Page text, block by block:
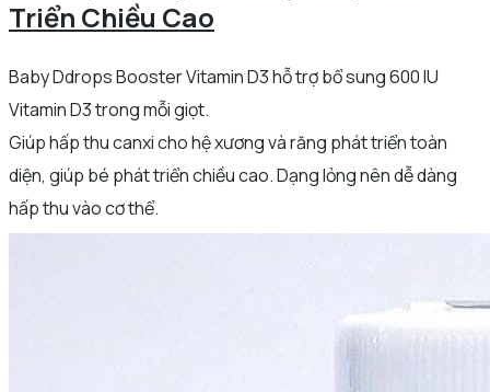
Triển Chiều Cao
Baby Ddrops Booster Vitamin D3 hỗ trợ bổ sung 600 IU
Vitamin D3 trong mỗi giọt.
Giúp hấp thu canxi cho hệ xương và răng phát triển toàn
diện, giúp bé phát triển chiều cao. Dạng lỏng nên dễ dàng
hấp thu vào cơ thể.